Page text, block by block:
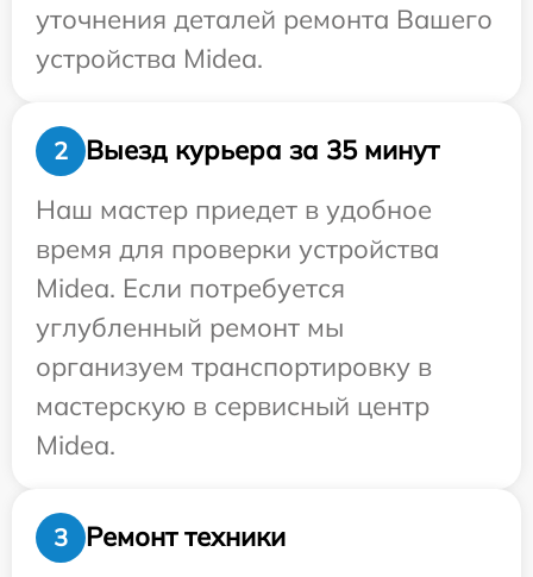
уточнения деталей ремонта Вашего
устройства Midea.
2
Выезд курьера за 35 минут
Наш мастер приедет в удобное
время для проверки устройства
Midea. Если потребуется
углубленный ремонт мы
организуем транспортировку в
мастерскую в сервисный центр
Midea.
3 Ремонт техники